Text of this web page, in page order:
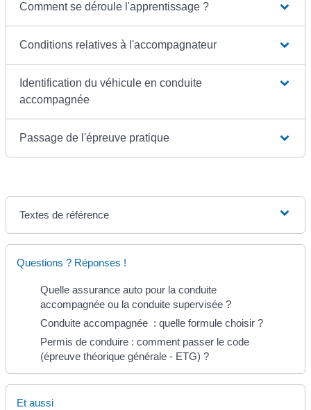
Comment se déroule l'apprentissage ?
Conditions relatives à l'accompagnateur
Identification du véhicule en conduite
accompagnée
Passage de l'épreuve pratique
Textes de référence
Questions ? Réponses !
Quelle assurance auto pour la conduite
accompagnée ou la conduite supervisée ?
Conduite accompagnée : quelle formule choisir ?
Permis de conduire : comment passer le code
(épreuve théorique générale - ETG) ?
Et aussi